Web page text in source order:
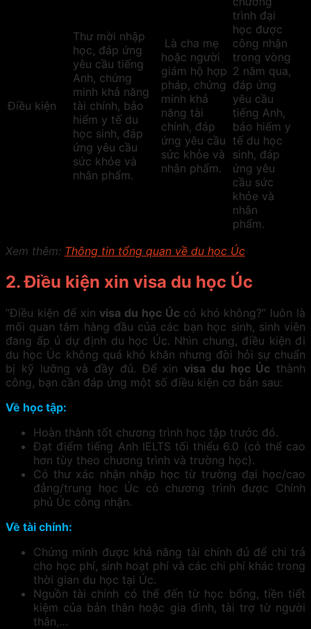
Điều kiện
Thư mời nhập
học, đáp ứng
yêu cầu tiếng
Anh, chứng
minh khả năng
tài chính, bảo
hiểm y tế du
học sinh, đáp
ứng yêu cầu
sức khỏe và
nhân phẩm.
Là cha mẹ
hoặc người
giám hộ hợp
pháp, chứng
minh khả
năng tài
chính, đáp
ứng yêu cầu
sức khỏe và
nhân phẩm.
trình đại
học được
công nhận
trong vòng
2 năm qua,
đáp ứng
yêu cầu
tiếng Anh,
bảo hiểm y
tế du học
sinh, đáp
ứng yêu
cầu sức
khỏe và
nhân
phẩm.
Xem thêm: Thông tin tổng quan về du học Úc
2. Điều kiện xin visa du học Úc
“Điều kiện để xin visa du học Úc có khó không?” luôn là
mối quan tâm hàng đầu của các bạn học sinh, sinh viên
đang ấp ủ dự định du học Úc. Nhìn chung, điều kiện đi
du học Úc không quá khó khăn nhưng đòi hỏi sự chuẩn
bị kỹ lưỡng và đầy đủ. Để xin visa du học Úc thành
công, bạn cần đáp ứng một số điều kiện cơ bản sau:
Về học tập:
Hoàn thành tốt chương trình học tập trước đó.
Đạt điểm tiếng Anh IELTS tối thiểu 6.0 (có thể cao
hơn tùy theo chương trình và trường học).
Có thư xác nhận nhập học từ trường đại học/cao
đẳng/trung học Úc có chương trình được Chính
phủ Úc công nhận.
Về tài chính:
Chứng minh được khả năng tài chính đủ để chi trả
cho học phí, sinh hoạt phí và các chi phí khác trong
thời gian du học tại Úc.
Nguồn tài chính có thể đến từ học bổng, tiền tiết
kiệm của bản thân hoặc gia đình, tài trợ từ người
thân,…